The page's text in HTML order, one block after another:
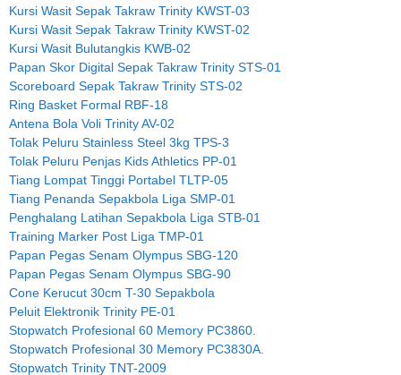
Kursi Wasit Sepak Takraw Trinity KWST-03
Kursi Wasit Sepak Takraw Trinity KWST-02
Kursi Wasit Bulutangkis KWB-02
Papan Skor Digital Sepak Takraw Trinity STS-01
Scoreboard Sepak Takraw Trinity STS-02
Ring Basket Formal RBF-18
Antena Bola Voli Trinity AV-02
Tolak Peluru Stainless Steel 3kg TPS-3
Tolak Peluru Penjas Kids Athletics PP-01
Tiang Lompat Tinggi Portabel TLTP-05
Tiang Penanda Sepakbola Liga SMP-01
Penghalang Latihan Sepakbola Liga STB-01
Training Marker Post Liga TMP-01
Papan Pegas Senam Olympus SBG-120
Papan Pegas Senam Olympus SBG-90
Cone Kerucut 30cm T-30 Sepakbola
Peluit Elektronik Trinity PE-01
Stopwatch Profesional 60 Memory PC3860.
Stopwatch Profesional 30 Memory PC3830A.
Stopwatch Trinity TNT-2009